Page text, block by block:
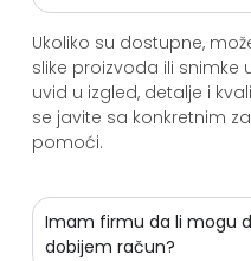
Ukoliko su dostupne,
slike proizvoda ili snimke
uvid u izgled, detalje i
se javite sa konkretnim
pomoći.
Imam firmu da li mogu
dobijem račun?